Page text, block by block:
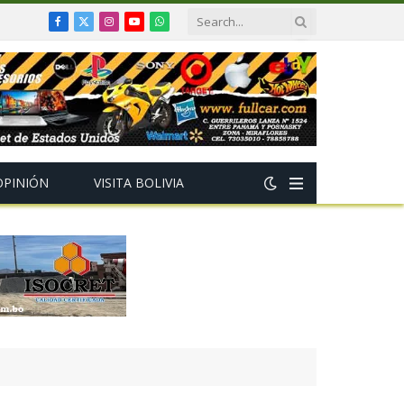
Facebook
X
(Twitter)
Instagram
YouTubeWhatsApp
VISITA BOLIVIA